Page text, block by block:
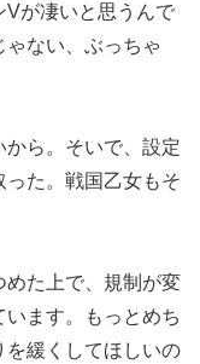
Vが凄いと思うんで
ゃない、ぶっちゃ
から。そいで、設定
った。戦国乙女もそ
めた上で、規制が変
ます。もっとめち
を緩くしてほしいの